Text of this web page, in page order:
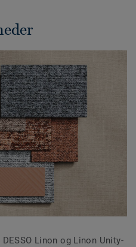
Linon og Linon Unity-